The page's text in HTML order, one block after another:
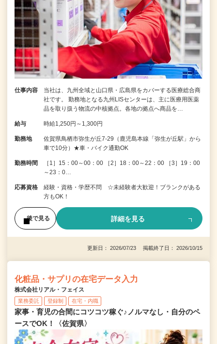
仕事内容
当社は、九州全域と山口県・広島県をカバーする医療総合商
社です。 勤務地となる九州LISセンターは、主に医療用医薬
品を取り扱う物流の中核拠点。各地の拠点へ商品を…
給与 時給1,250円～1,300円
勤務地
佐賀県鳥栖市弥生が丘7-29（鹿児島本線「弥生が丘駅」から
車で10分）★車・バイク通勤OK
勤務時間
［1］15：00～00：00 ［2］18：00～22：00 ［3］19：00
～23：0…
応募資格
経験・資格・学歴不問 ☆未経験者大歓迎！ブランクがある
方もOK！
後で見る 詳細を見る
更新日： 2026/07/23 掲載終了日： 2026/10/15
化粧品・サプリの在宅データ入力
株式会社リアル・フェイス
業務委託 登録制 在宅・内職
家事・育児の合間にコツコツ稼ぐ♪ノルマなし・自分のペ
ースでOK！〈佐賀県〉